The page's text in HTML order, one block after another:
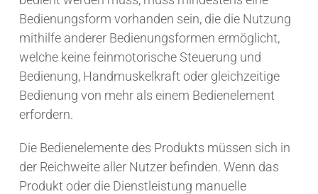
Bedienungsform vorhanden sein, die die Nutzung
mithilfe anderer Bedienungsformen ermöglicht,
welche keine feinmotorische Steuerung und
Bedienung, Handmuskelkraft oder gleichzeitige
Bedienung von mehr als einem Bedienelement
erfordern.
Die Bedienelemente des Produkts müssen sich in
der Reichweite aller Nutzer befinden. Wenn das
Produkt oder die Dienstleistung manuelle